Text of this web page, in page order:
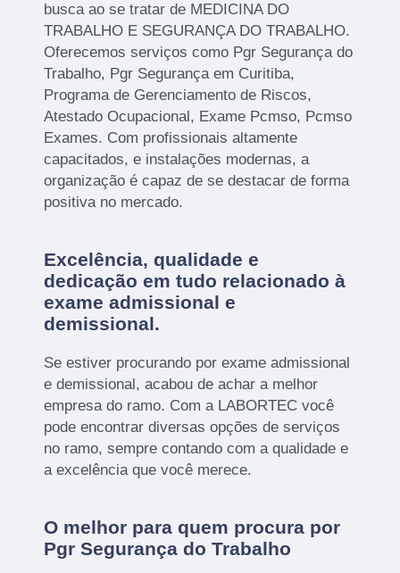
busca ao se tratar de MEDICINA DO
TRABALHO E SEGURANÇA DO TRABALHO.
Oferecemos serviços como Pgr Segurança do
Trabalho, Pgr Segurança em Curitiba,
Programa de Gerenciamento de Riscos,
Atestado Ocupacional, Exame Pcmso, Pcmso
Exames. Com profissionais altamente
capacitados, e instalações modernas, a
organização é capaz de se destacar de forma
positiva no mercado.
Excelência, qualidade e
dedicação em tudo relacionado à
exame admissional e
demissional.
Se estiver procurando por exame admissional
e demissional, acabou de achar a melhor
empresa do ramo. Com a LABORTEC você
pode encontrar diversas opções de serviços
no ramo, sempre contando com a qualidade e
a excelência que você merece.
O melhor para quem procura por
Pgr Segurança do Trabalho